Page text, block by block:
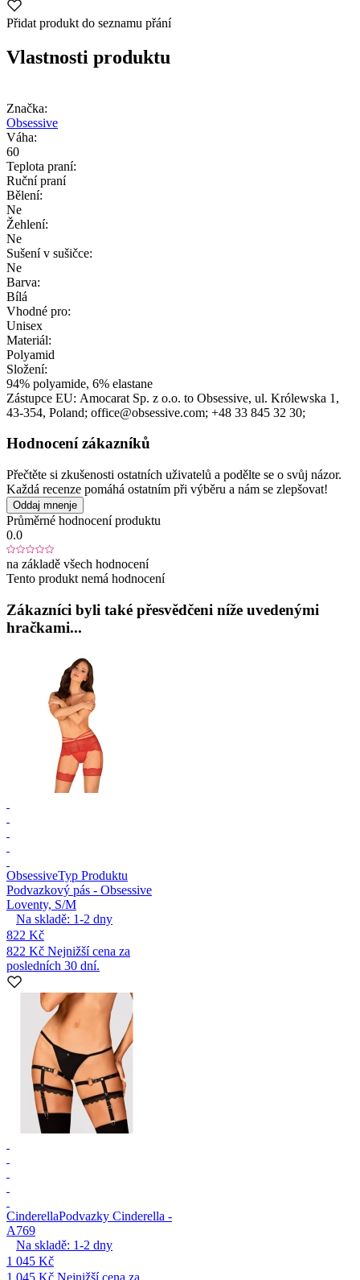
Přidat produkt do seznamu přání
Vlastnosti produktu
Značka:
Obsessive
Váha:
60
Teplota praní:
Ruční praní
Bělení:
Ne
Žehlení:
Ne
Sušení v sušičce:
Ne
Barva:
Bílá
Vhodné pro:
Unisex
Materiál:
Polyamid
Složení:
94% polyamide, 6% elastane
Zástupce EU: Amocarat Sp. z o.o. to Obsessive, ul. Królewska 1 ,
43-354, Poland; office@obsessive.com; +48 33 845 32 30;
Hodnocení zákazníků
Přečtěte si zkušenosti ostatních uživatelů a podělte se o svůj názor.
Každá recenze pomáhá ostatním při výběru a nám se zlepšovat!
Oddaj mnenje
Průměrné hodnocení produktu
0.0
na základě všech hodnocení
Tento produkt nemá hodnocení
Zákazníci byli také přesvědčeni níže uvedenými
hračkami...
ObsessiveTyp Produktu
Podvazkový pás - Obsessive
Loventy, S/M
Na skladě: 1-2 dny
822 Kč
822 Kč Nejnižší cena za
posledních 30 dní.
CinderellaPodvazky Cinderella -
A769
Na skladě: 1-2 dny
1 045 Kč
1 045 Kč Nejnižší cena za